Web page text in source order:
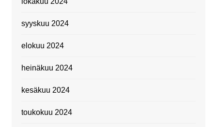
syyskuu 2024
elokuu 2024
heinäkuu 2024
kesäkuu 2024
toukokuu 2024